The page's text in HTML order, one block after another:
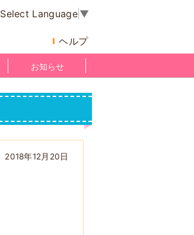
Select Language ▼
ヘルプ
お知らせ
2018年12月20日